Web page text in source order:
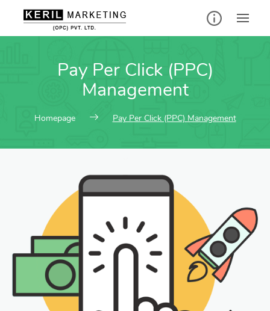
Pay Per Click (PPC)
Management
Homepage Pay Per Click (PPC) Management